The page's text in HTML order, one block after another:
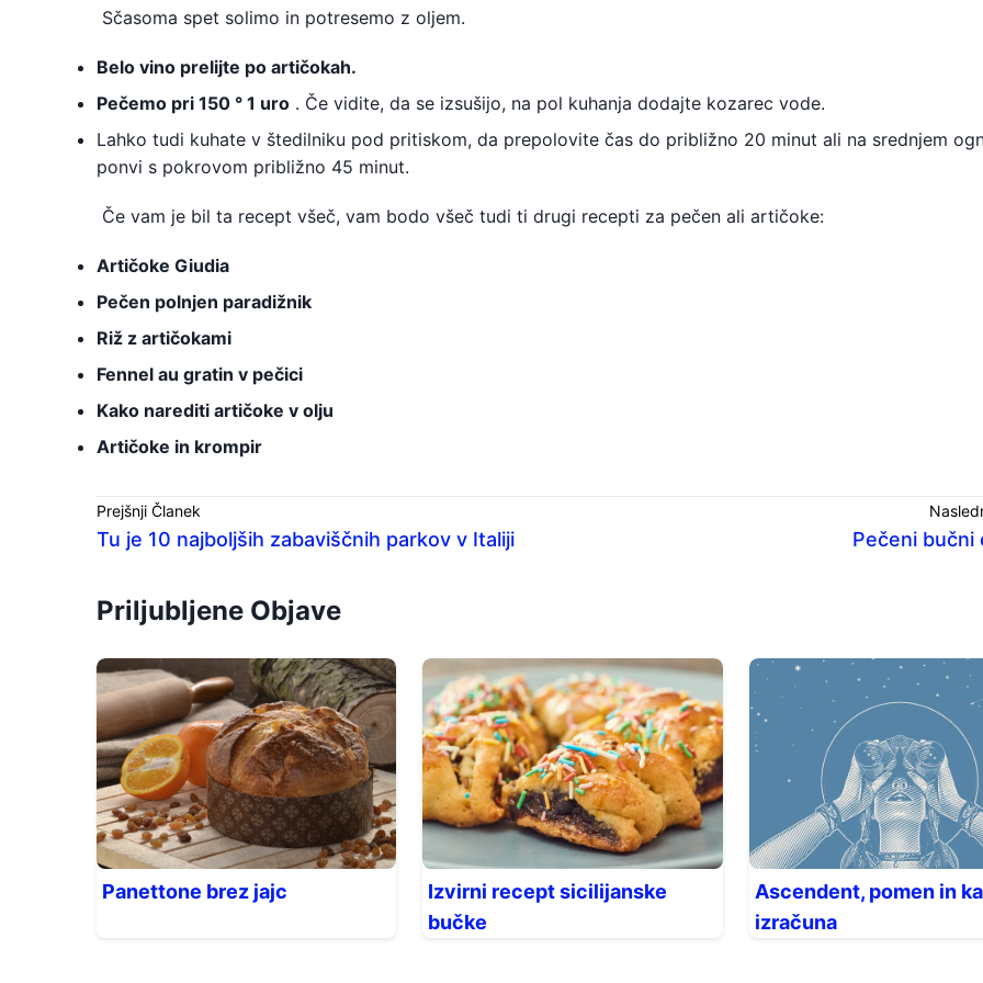
Sčasoma spet solimo in potresemo z oljem.
Belo vino prelijte po artičokah.
Pečemo pri 150 ° 1 uro . Če vidite, da se izsušijo, na pol kuhanja dodajte kozarec vode.
Lahko tudi kuhate v štedilniku pod pritiskom, da prepolovite čas do približno 20 minut ali na srednjem
ponvi s pokrovom približno 45 minut.
Če vam je bil ta recept všeč, vam bodo všeč tudi ti drugi recepti za pečen ali artičoke:
Artičoke Giudia
Pečen polnjen paradižnik
Riž z artičokami
Fennel au gratin v pečici
Kako narediti artičoke v olju
Artičoke in krompir
Prejšnji Članek
Tu je 10 najboljših zabaviščnih parkov v Italiji Pečeni bučni
Priljubljene Objave
Panettone brez jajc
Izvirni recept sicilijanske
bučke
Ascendent, pomen in
izračuna